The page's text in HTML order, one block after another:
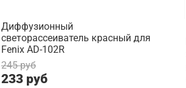
Диффузионный
светорассеиватель красный для
Fenix AD-102R
245 руб
233 руб